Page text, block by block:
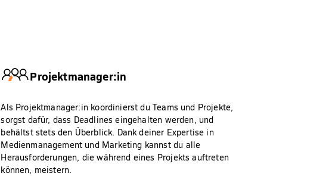
Projektmanager:in
Als Projektmanager:in koordinierst du Teams und Projekte,
sorgst dafür, dass Deadlines eingehalten werden, und
behältst stets den Überblick. Dank deiner Expertise in
Medienmanagement und Marketing kannst du alle
Herausforderungen, die während eines Projekts auftreten
können, meistern.